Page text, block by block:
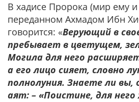
В хадисе Пророка (мир ему и
переданном Ахмадом Ибн
говорится: «Верующий в
пребывает в цветущем,
Могила для него
а его лицо сияет, словно
полнолуния. Знаете ли вы,
аят: – «Поистине, для